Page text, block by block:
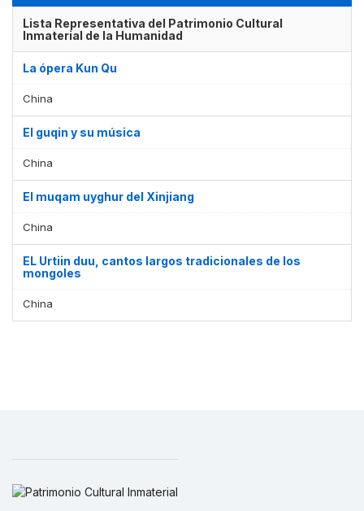
Lista Representativa del Patrimonio Cultural
Inmaterial de la Humanidad
La ópera Kun Qu
China
El guqin y su música
China
El muqam uyghur del Xinjiang
China
EL Urtiin duu, cantos largos tradicionales de los
mongoles
China